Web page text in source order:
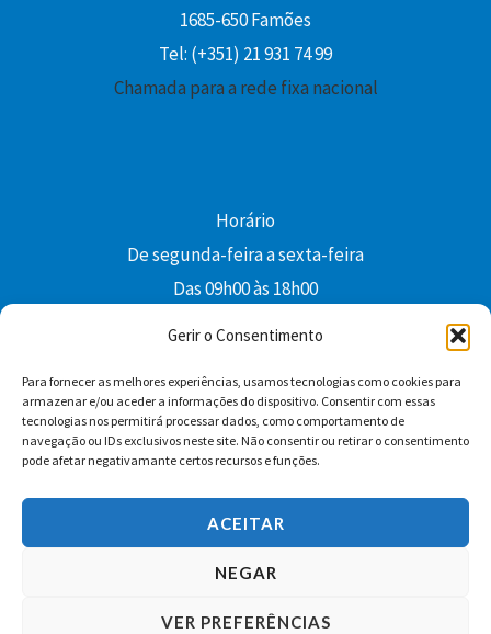
Gerir o Consentimento
Para fornecer as melhores experiências, usamos tecnologias como cookies para
armazenar e/ou aceder a informações do dispositivo. Consentir com essas
tecnologias nos permitirá processar dados, como comportamento de
navegação ou IDs exclusivos neste site. Não consentir ou retirar o consentimento
pode afetar negativamante certos recursos e funções.
ACEITAR
NEGAR
VER PREFERÊNCIAS
1685-650 Famões
Tel: (+351) 21 931 74 99
Chamada para a rede fixa nacional
Horário
De segunda-feira a sexta-feira
Das 09h00 às 18h00
Facebook YouTube Instagram
Whatsapp
Condições Gerais de Venda
Copyright © 2026 Edições Colibri